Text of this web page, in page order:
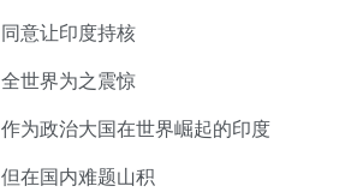
同意让印度持核
全世界为之震惊
作为政治大国在世界崛起的印度
但在国内难题山积